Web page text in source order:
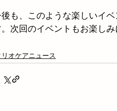
も、このような楽しいイ
次回のイベントもお楽しみ
リオケアニュース